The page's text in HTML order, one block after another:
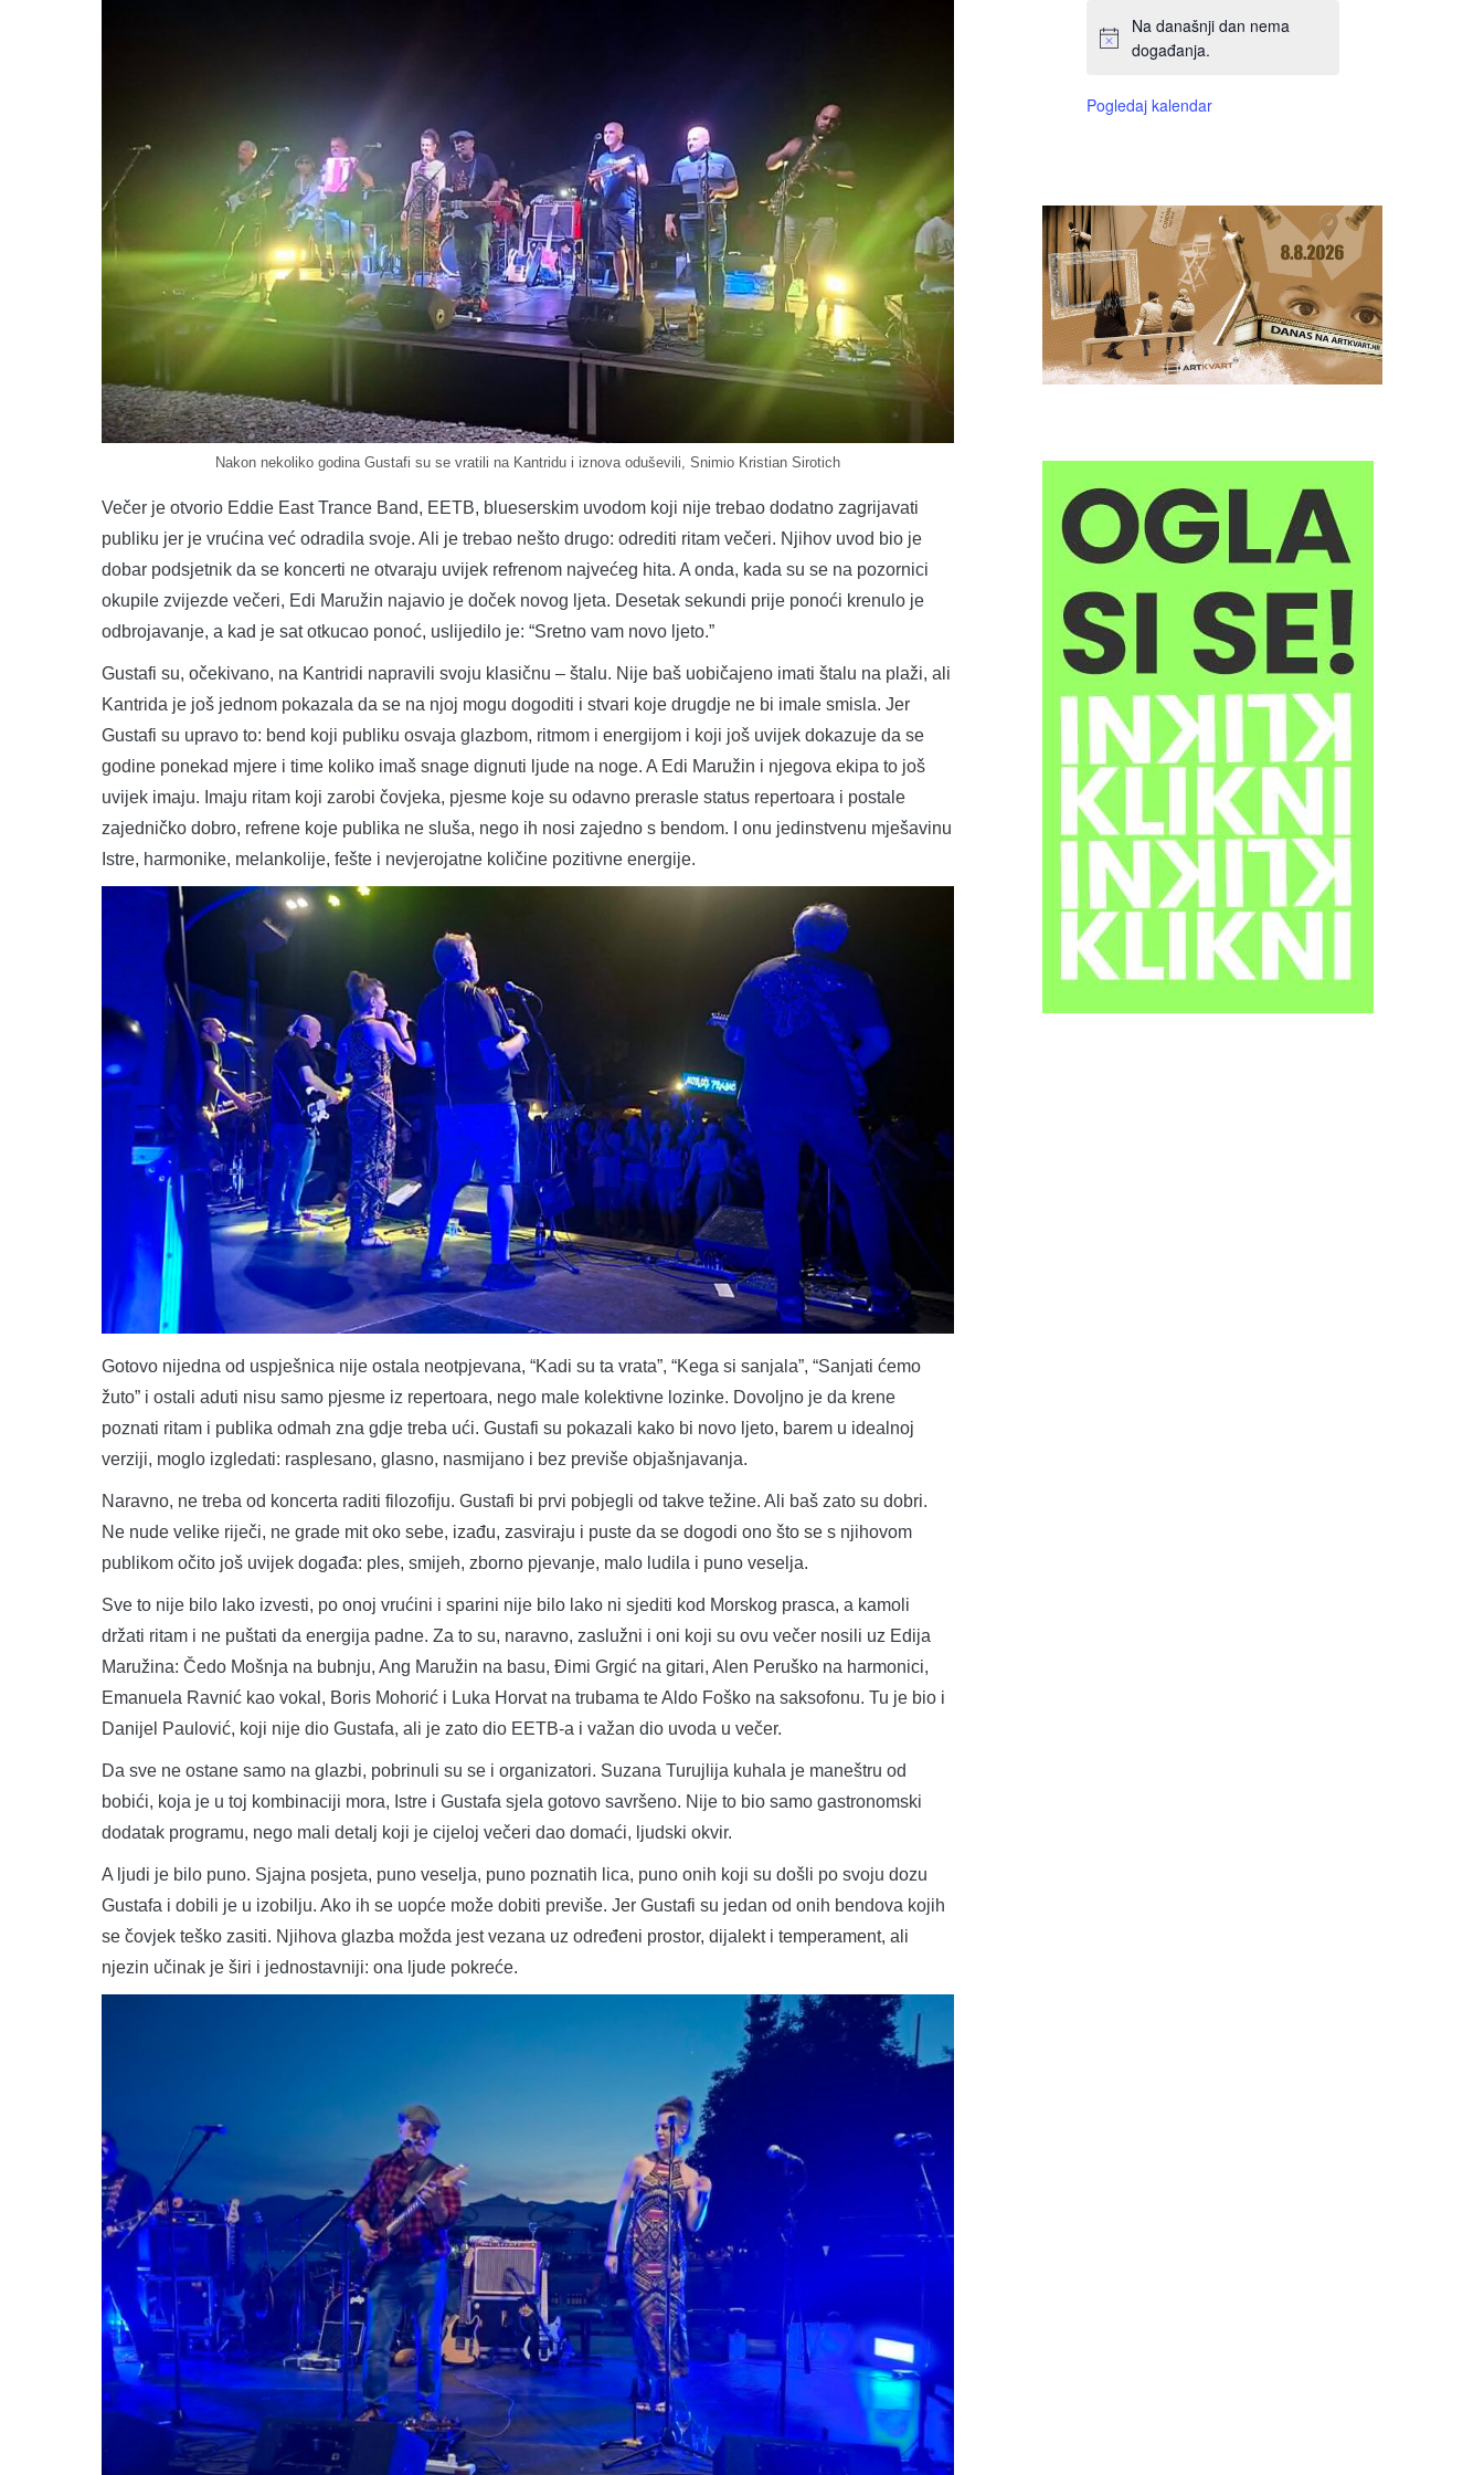
Nakon nekoliko godina Gustafi su se vratili na Kantridu i iznova oduševili, Snimio Kristian Sirotich
Večer je otvorio Eddie East Trance Band, EETB, blueserskim uvodom koji nije trebao dodatno zagrijavati
publiku jer je vrućina već odradila svoje. Ali je trebao nešto drugo: odrediti ritam večeri. Njihov uvod bio je
dobar podsjetnik da se koncerti ne otvaraju uvijek refrenom najvećeg hita. A onda, kada su se na pozornici
okupile zvijezde večeri, Edi Maružin najavio je doček novog ljeta. Desetak sekundi prije ponoći krenulo je
odbrojavanje, a kad je sat otkucao ponoć, uslijedilo je: “Sretno vam novo ljeto.”
Gustafi su, očekivano, na Kantridi napravili svoju klasičnu – štalu. Nije baš uobičajeno imati štalu na plaži, ali
Kantrida je još jednom pokazala da se na njoj mogu dogoditi i stvari koje drugdje ne bi imale smisla. Jer
Gustafi su upravo to: bend koji publiku osvaja glazbom, ritmom i energijom i koji još uvijek dokazuje da se
godine ponekad mjere i time koliko imaš snage dignuti ljude na noge. A Edi Maružin i njegova ekipa to još
uvijek imaju. Imaju ritam koji zarobi čovjeka, pjesme koje su odavno prerasle status repertoara i postale
zajedničko dobro, refrene koje publika ne sluša, nego ih nosi zajedno s bendom. I onu jedinstvenu mješavinu
Istre, harmonike, melankolije, fešte i nevjerojatne količine pozitivne energije.
Gotovo nijedna od uspješnica nije ostala neotpjevana, “Kadi su ta vrata”, “Kega si sanjala”, “Sanjati ćemo
žuto” i ostali aduti nisu samo pjesme iz repertoara, nego male kolektivne lozinke. Dovoljno je da krene
poznati ritam i publika odmah zna gdje treba ući. Gustafi su pokazali kako bi novo ljeto, barem u idealnoj
verziji, moglo izgledati: rasplesano, glasno, nasmijano i bez previše objašnjavanja.
Naravno, ne treba od koncerta raditi filozofiju. Gustafi bi prvi pobjegli od takve težine. Ali baš zato su dobri.
Ne nude velike riječi, ne grade mit oko sebe, izađu, zasviraju i puste da se dogodi ono što se s njihovom
publikom očito još uvijek događa: ples, smijeh, zborno pjevanje, malo ludila i puno veselja.
Sve to nije bilo lako izvesti, po onoj vrućini i sparini nije bilo lako ni sjediti kod Morskog prasca, a kamoli
držati ritam i ne puštati da energija padne. Za to su, naravno, zaslužni i oni koji su ovu večer nosili uz Edija
Maružina: Čedo Mošnja na bubnju, Ang Maružin na basu, Đimi Grgić na gitari, Alen Peruško na harmonici,
Emanuela Ravnić kao vokal, Boris Mohorić i Luka Horvat na trubama te Aldo Foško na saksofonu. Tu je bio i
Danijel Paulović, koji nije dio Gustafa, ali je zato dio EETB-a i važan dio uvoda u večer.
Da sve ne ostane samo na glazbi, pobrinuli su se i organizatori. Suzana Turujlija kuhala je maneštru od
bobići, koja je u toj kombinaciji mora, Istre i Gustafa sjela gotovo savršeno. Nije to bio samo gastronomski
dodatak programu, nego mali detalj koji je cijeloj večeri dao domaći, ljudski okvir.
A ljudi je bilo puno. Sjajna posjeta, puno veselja, puno poznatih lica, puno onih koji su došli po svoju dozu
Gustafa i dobili je u izobilju. Ako ih se uopće može dobiti previše. Jer Gustafi su jedan od onih bendova kojih
se čovjek teško zasiti. Njihova glazba možda jest vezana uz određeni prostor, dijalekt i temperament, ali
njezin učinak je širi i jednostavniji: ona ljude pokreće.
Na današnji dan nema
događanja.
Pogledaj kalendar